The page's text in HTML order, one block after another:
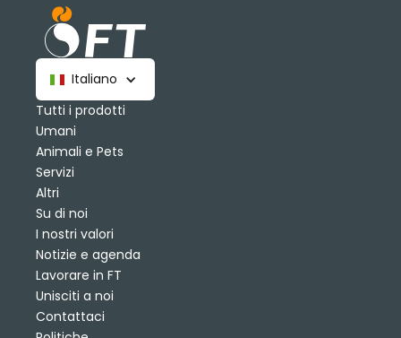
Italiano
Tutti i prodotti
Umani
Animali e Pets
Servizi
Altri
Su di noi
I nostri valori
Notizie e agenda
Lavorare in FT
Unisciti a noi
Contattaci